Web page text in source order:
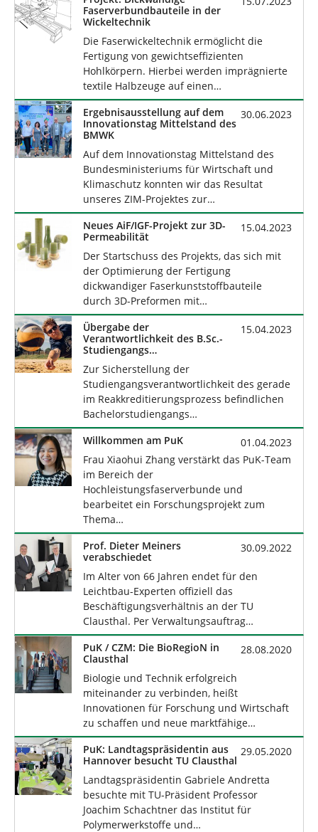
Faserverbundbauteile in der
Wickeltechnik
Die Faserwickeltechnik ermöglicht die
Fertigung von gewichtseffizienten
Hohlkörpern. Hierbei werden imprägnierte
textile Halbzeuge auf einen…
30.06.2023
Ergebnisausstellung auf dem
Innovationstag Mittelstand des
BMWK
Auf dem Innovationstag Mittelstand des
Bundesministeriums für Wirtschaft und
Klimaschutz konnten wir das Resultat
unseres ZIM-Projektes zur…
15.04.2023
Neues AiF/IGF-Projekt zur 3D-
Permeabilität
Der Startschuss des Projekts, das sich mit
der Optimierung der Fertigung
dickwandiger Faserkunststoffbauteile
durch 3D-Preformen mit…
15.04.2023
Übergabe der
Verantwortlichkeit des B.Sc.-
Studiengangs
L. Steuernagel
Zur Sicherstellung der
Studiengangsverantwortlichkeit des gerade
im Reakkreditierungsprozess befindlichen
Bachelorstudiengangs…
01.04.2023
Willkommen am PuK
Frau Xiaohui Zhang verstärkt das PuK-Team
im Bereich der
Hochleistungsfaserverbunde und
bearbeitet ein Forschungsprojekt zum
Thema…
30.09.2022
Prof. Dieter Meiners
verabschiedet
Im Alter von 66 Jahren endet für den
Leichtbau-Experten offiziell das
Beschäftigungsverhältnis an der TU
Clausthal. Per Verwaltungsauftrag…
28.08.2020
PuK / CZM: Die BioRegioN in
Clausthal
Biologie und Technik erfolgreich
miteinander zu verbinden, heißt
Innovationen für Forschung und Wirtschaft
zu schaffen und neue marktfähige…
29.05.2020
PuK: Landtagspräsidentin aus
Hannover besucht TU Clausthal
Landtagspräsidentin Gabriele Andretta
besuchte mit TU-Präsident Professor
Joachim Schachtner das Institut für
Polymerwerkstoffe und…